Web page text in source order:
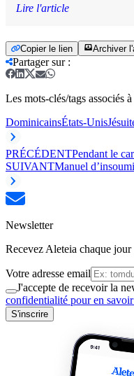
Lire l'article
Copier le lien Archiver
Partager sur:
Les mots-clés/tags associés
DominicainsÉtats-Unis
PRÉCÉDENTPendant le
SUIVANTManuel
Newsletter
Recevez Aleteia chaque
Votre adresse email
J'accepte de recevoir la
confidentialité pour en
S'inscrire